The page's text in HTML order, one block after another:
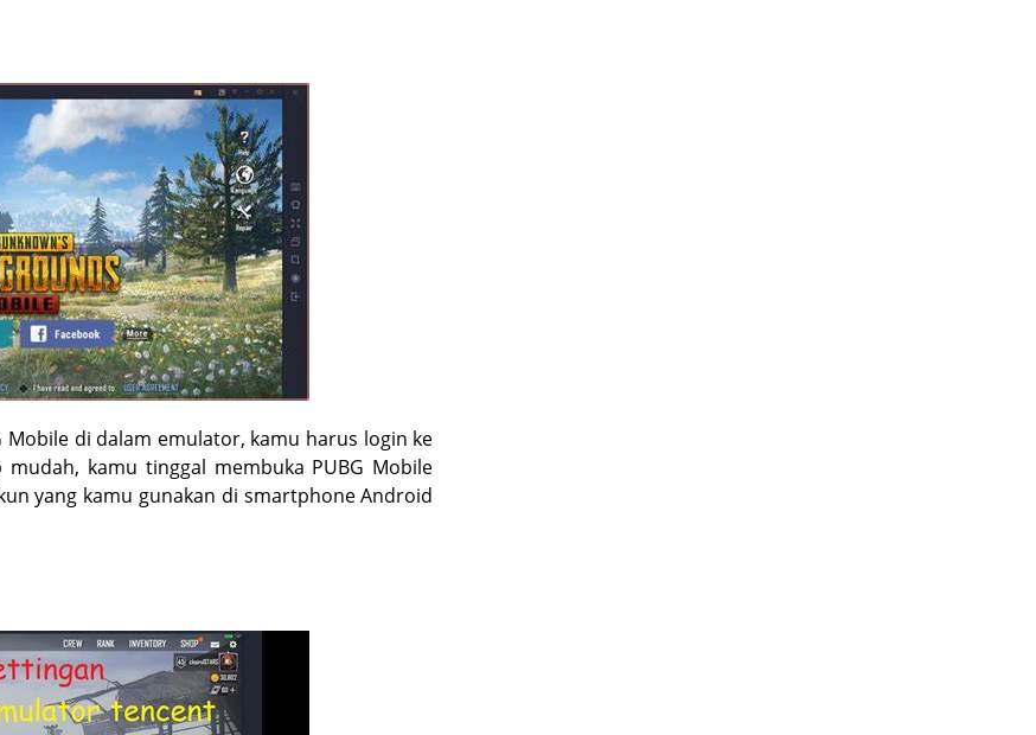
Mobile di dalam emulator, kamu harus login ke
kamu tinggal membuka PUBG Mobile
yang kamu gunakan di smartphone Android